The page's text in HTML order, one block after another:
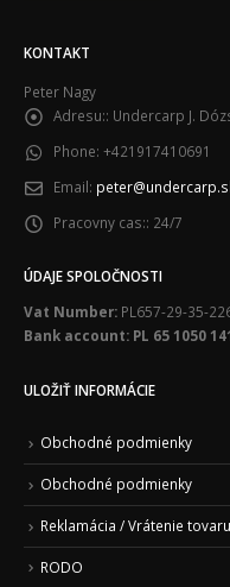
KONTAKT
Peter Nagy
Adresu:: Undercarp J.
Phone: +421917410691
Email:
Pracovny cas:: 24/7
ÚDAJE SPOLOČNOSTI
Vat Number: PL657-29-35-
Bank account: PL 65 1050
ULOŽIŤ INFORMÁCIE
Obchodné podmienky
Obchodné podmienky
Reklamácia / Vrátenie tovaru
RODO